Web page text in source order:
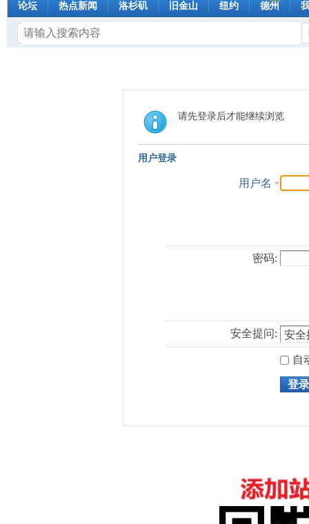
论坛 热点新闻 洛杉矶 旧金山 纽约 德州
请先登录后才能继续浏览
用户登录
用户名
密码:
安全提问:
自
登录